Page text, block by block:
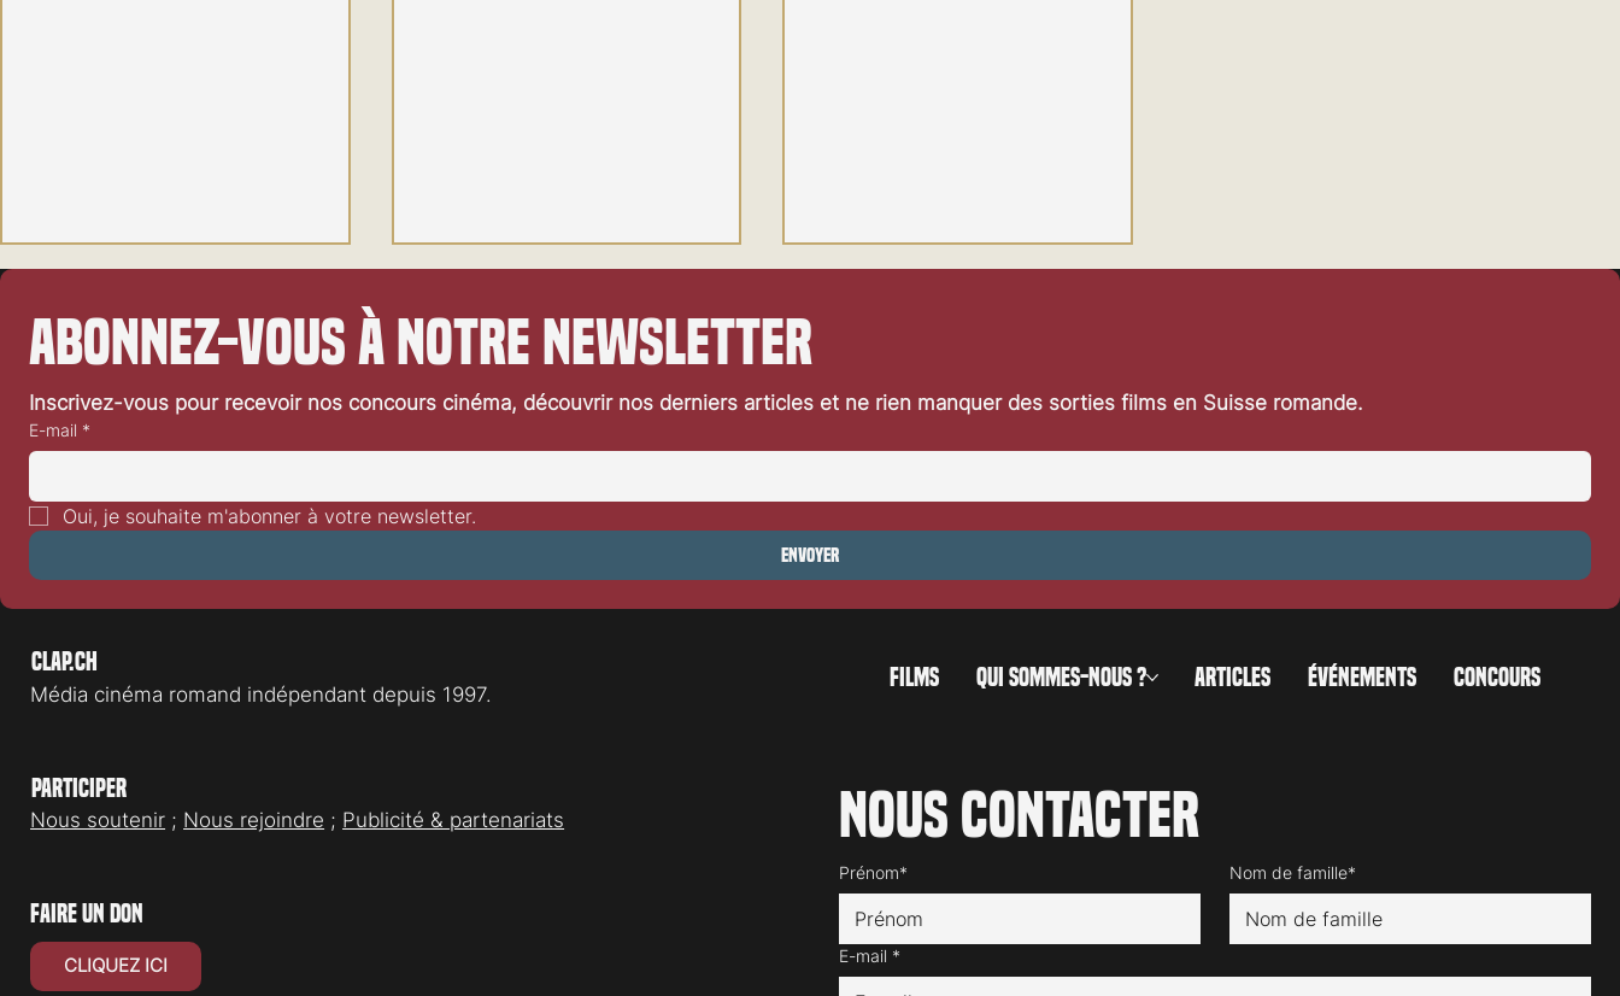
Heart
Abonnez-vous à notre newsletter
Inscrivez-vous pour recevoir nos concours cinéma, découvrir nos derniers articles et ne rien manquer des sorties films en Suisse romande.
E-mail *
Oui, je souhaite m'abonner à votre newsletter.
Envoyer
Clap.ch
Média cinéma romand indépendant depuis 1997.
FILMS QUI SOMMES-NOUS ? ARTICLES ÉVÉNEMENTS CONCOURS
Participer
Nous soutenir ; Nous rejoindre ; Publicité & partenariats Nous contacter
Prénom* Nom de famille*
E-mail *
faire un don
CLIQUEZ ICI